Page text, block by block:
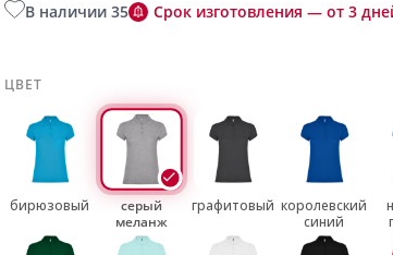
В наличии 35 Срок изготовления — от 3
ЦВЕТ
бирюзовый
серый
меланж
графитовый королевский
синий